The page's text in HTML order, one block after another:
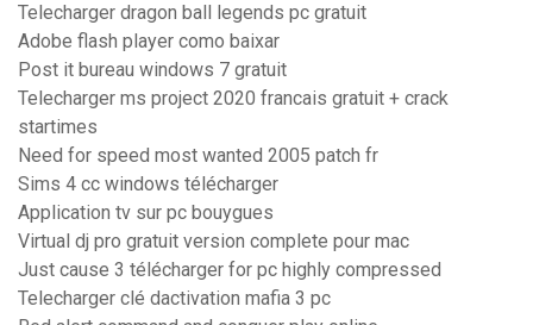
Telecharger dragon ball legends pc gratuit
Adobe flash player como baixar
Post it bureau windows 7 gratuit
Telecharger ms project 2020 francais gratuit + crack
startimes
Need for speed most wanted 2005 patch fr
Sims 4 cc windows télécharger
Application tv sur pc bouygues
Virtual dj pro gratuit version complete pour mac
Just cause 3 télécharger for pc highly compressed
Telecharger clé dactivation mafia 3 pc